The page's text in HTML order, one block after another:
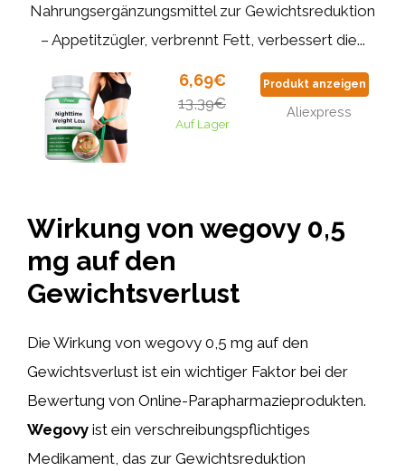
Nahrungsergänzungsmittel zur Gewichtsreduktion
– Appetitzügler, verbrennt Fett, verbessert die...
6,69€
13,39€
Auf Lager
Produkt anzeigen
Aliexpress
Wirkung von wegovy 0,5
mg auf den
Gewichtsverlust
Die Wirkung von wegovy 0,5 mg auf den
Gewichtsverlust ist ein wichtiger Faktor bei der
Bewertung von Online-Parapharmazieprodukten.
Wegovy ist ein verschreibungspflichtiges
Medikament, das zur Gewichtsreduktion